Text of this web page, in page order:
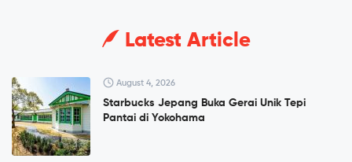
Latest Article
August 4, 2026
Starbucks Jepang Buka Gerai Unik Tepi
Pantai di Yokohama